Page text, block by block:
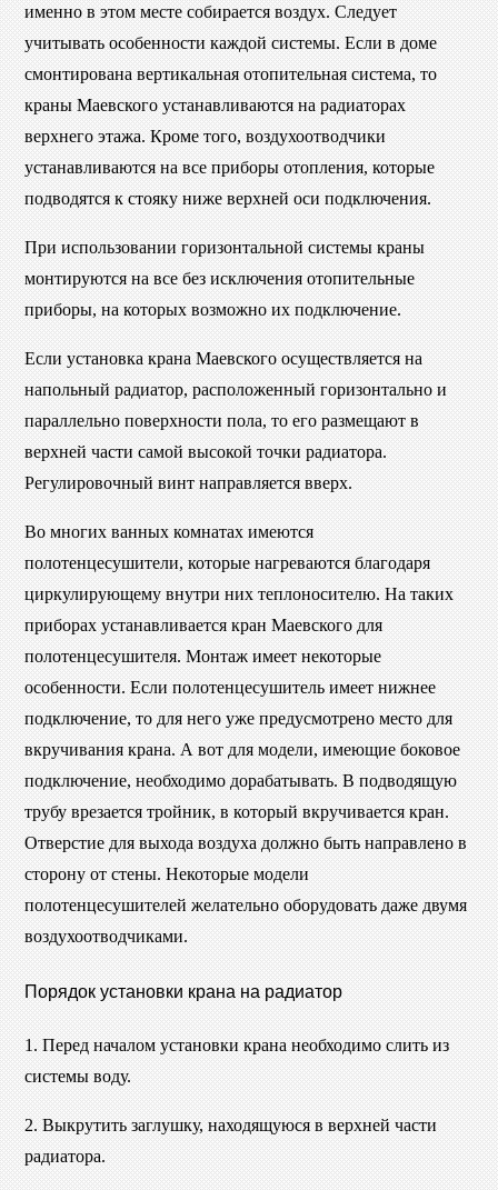
именно в этом месте собирается воздух. Следует
учитывать особенности каждой системы. Если в доме
смонтирована вертикальная отопительная система, то
краны Маевского устанавливаются на радиаторах
верхнего этажа. Кроме того, воздухоотводчики
устанавливаются на все приборы отопления, которые
подводятся к стояку ниже верхней оси подключения.
При использовании горизонтальной системы краны
монтируются на все без исключения отопительные
приборы, на которых возможно их подключение.
Если установка крана Маевского осуществляется на
напольный радиатор, расположенный горизонтально и
параллельно поверхности пола, то его размещают в
верхней части самой высокой точки радиатора.
Регулировочный винт направляется вверх.
Во многих ванных комнатах имеются
полотенцесушители, которые нагреваются благодаря
циркулирующему внутри них теплоносителю. На таких
приборах устанавливается кран Маевского для
полотенцесушителя. Монтаж имеет некоторые
особенности. Если полотенцесушитель имеет нижнее
подключение, то для него уже предусмотрено место для
вкручивания крана. А вот для модели, имеющие боковое
подключение, необходимо дорабатывать. В подводящую
трубу врезается тройник, в который вкручивается кран.
Отверстие для выхода воздуха должно быть направлено в
сторону от стены. Некоторые модели
полотенцесушителей желательно оборудовать даже двумя
воздухоотводчиками.
Порядок установки крана на радиатор
1. Перед началом установки крана необходимо слить из
системы воду.
2. Выкрутить заглушку, находящуюся в верхней части
радиатора.